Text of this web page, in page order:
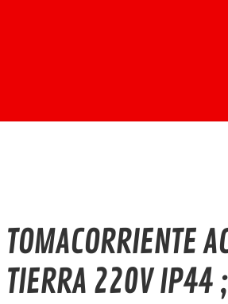
TOMACORRIENTE
TIERRA 220V IP44